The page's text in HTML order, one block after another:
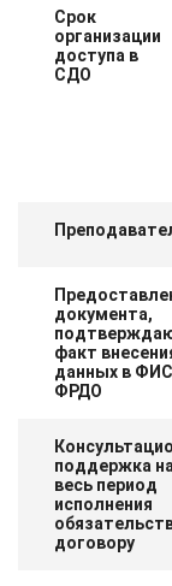
Срок
организации
доступа в
СДО
документа,
факт
данных в ФИС
ФРДО
поддержка на
весь период
исполнения
договору